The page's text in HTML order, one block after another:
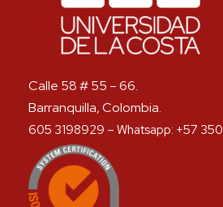
Calle 58 # 55 – 66.
Barranquilla, Colombia.
605 3198929 – Whatsapp: +57 350